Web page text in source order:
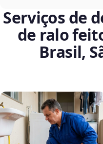
Serviços de
de ralo
Brasil,